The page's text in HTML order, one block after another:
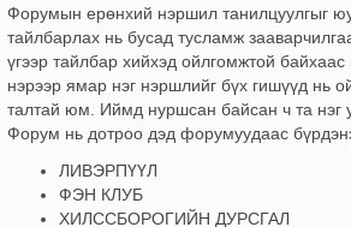
Форумын ерөнхий нэршил танилцуулгыг
тайлбарлах нь бусад тусламж
үгээр тайлбар хийхэд ойлгомжтой
нэрээр ямар нэг нэршлийг бүх гишүүд нь
талтай юм. Иймд нуршсан байсан ч та нэг
Форум нь дотроо дэд форумуудаас
ЛИВЭРПҮҮЛ
ФЭН КЛУБ
ХИЛССБОРОГИЙН ДУРСГАЛ